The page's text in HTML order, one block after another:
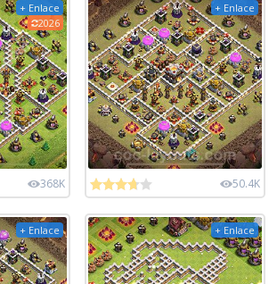
+ Enlace
2026
368K
+ Enlace
50.4K
+ Enlace + Enlace